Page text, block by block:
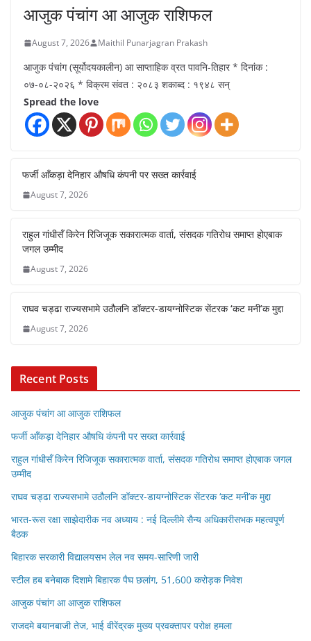
आजुक पंचांग आ आजुक राशिफल
August 7, 2026 Maithil Punarjagran Prakash
आजुक पंचांग (सूर्योदयकालीन) आ साप्ताहिक व्रत पावनि-तिहार * दिनांक :
०७-०८-२०२६ * विक्रम संवत : २०८३ शकाब्द : १९४८ सन्
Spread the love
फर्जी आँकड़ा देनिहार औषधि कंपनी पर सख्त कार्रवाई
August 7, 2026
राहुल गांधीसँ किरेन रिजिजूक सकारात्मक वार्ता, संसदक गतिरोध समाप्त होएबाक
जगल उम्मीद
August 7, 2026
राघव चड्ढा राज्यसभामे उठौलनि डॉक्टर-डायग्नोस्टिक सेंटरक ‘कट मनी’क मुद्दा
August 7, 2026
Recent Posts
आजुक पंचांग आ आजुक राशिफल
फर्जी आँकड़ा देनिहार औषधि कंपनी पर सख्त कार्रवाई
राहुल गांधीसँ किरेन रिजिजूक सकारात्मक वार्ता, संसदक गतिरोध समाप्त होएबाक जगल
उम्मीद
राघव चड्ढा राज्यसभामे उठौलनि डॉक्टर-डायग्नोस्टिक सेंटरक ‘कट मनी’क मुद्दा
भारत-रूस रक्षा साझेदारीक नव अध्याय : नई दिल्लीमे सैन्य अधिकारीसभक महत्वपूर्ण
बैठक
बिहारक सरकारी विद्यालयसभ लेल नव समय-सारिणी जारी
स्टील हब बनेबाक दिशामे बिहारक पैघ छलांग, 51,600 करोड़क निवेश
आजुक पंचांग आ आजुक राशिफल
राजदमे बयानबाजी तेज, भाई वीरेंद्रक मुख्य प्रवक्तापर परोक्ष हमला